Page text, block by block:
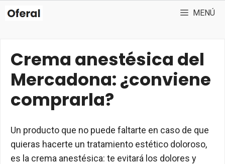
Saltar
MENÚ
Crema anestésica del
Mercadona: ¿conviene
comprarla?
Un producto que no puede faltarte en caso de que
quieras hacerte un tratamiento estético doloroso,
es la crema anestésica: te evitará los dolores y